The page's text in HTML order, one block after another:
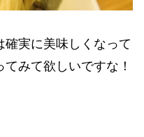
実に美味しくなって
みて欲しいですな！